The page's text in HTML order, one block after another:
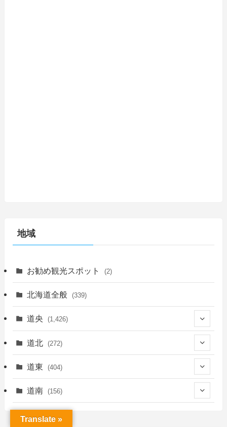
地域
お勧め観光スポット (2)
北海道全般 (339)
道央 (1,426)
(339)
道北 (272)
(27)
(5)
(13)(26)
道東 (404)
(6)
道南 (156)
Translate »